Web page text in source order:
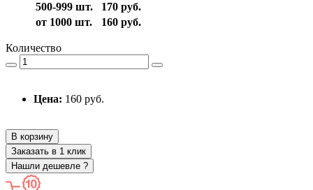
500-999 шт.
170 руб.
от 1000 шт.
160 руб.
Количество
Цена: 160 руб.
В корзину
Заказать в 1 клик
Нашли дешевле ?